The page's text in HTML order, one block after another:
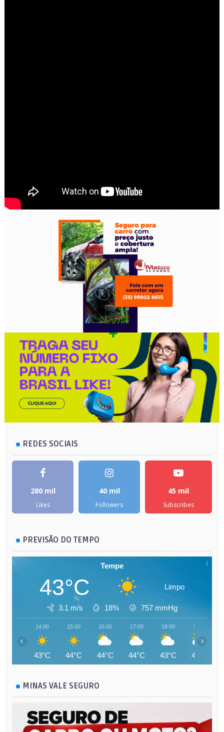
REDES SOCIAIS
280 mil
Likes
40 mil
Followers
45 mil
Subscribes
PREVISÃO DO TEMPO
Tempe
43°C Limpo
3.1 m/s 18% 757 mmHg
14:00
43°C
15:00
44°C
16:00
44°C
17:00
44°C
18:00
43°C
19:00
42°C
‹ ›
MINAS VALE SEGURO